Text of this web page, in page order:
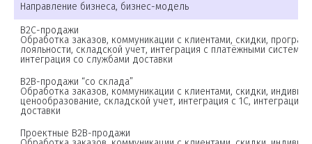
Направление бизнеса, бизнес-модель
B2С-продажи
Обработка заказов, коммуникации с клиентами, скидки,
лояльности, складской учет, интеграция с платёжными
B2B-продажи “со склада”
Обработка заказов, коммуникации с клиентами, скидки,
ценообразование, складской учет, интеграция с 1С, интеграция
Проектные B2B-продажи